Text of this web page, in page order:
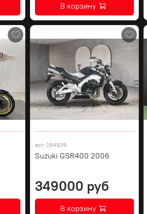
В корзину
арт. 054809
Suzuki GSR400 2006
349000 руб
В корзину